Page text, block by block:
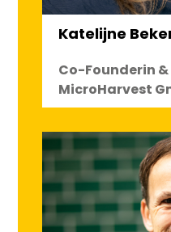
Katelijne
Co-Founderin &
MicroHarvest